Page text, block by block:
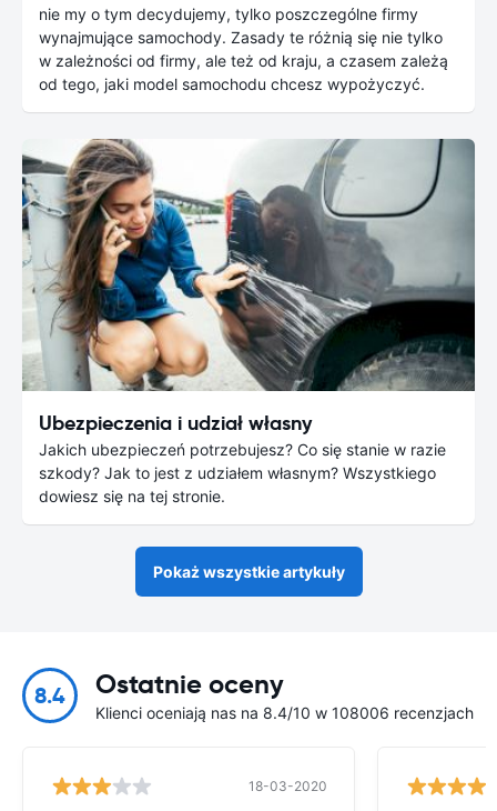
nie my o tym decydujemy, tylko poszczególne firmy
wynajmujące samochody. Zasady te różnią się nie tylko
w zależności od firmy, ale też od kraju, a czasem zależą
od tego, jaki model samochodu chcesz wypożyczyć.
Ubezpieczenia i udział własny
Jakich ubezpieczeń potrzebujesz? Co się stanie w razie
szkody? Jak to jest z udziałem własnym? Wszystkiego
dowiesz się na tej stronie.
Pokaż wszystkie artykuły
8.4 Ostatnie oceny
Klienci oceniają nas na 8.4/10 w 108006 recenzjach
18-03-2020